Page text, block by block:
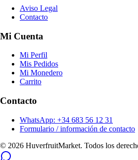
Aviso Legal
Contacto
Mi Cuenta
Mi Perfil
Mis Pedidos
Mi Monedero
Carrito
Contacto
WhatsApp: +34 683 56 12 31
Formulario / información de contacto
© 2026 HuverfruitMarket. Todos los